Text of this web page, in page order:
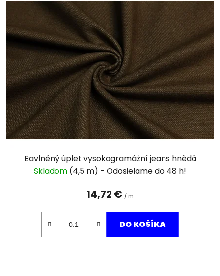
Bavlněný úplet vysokogramážní jeans hnědá
Skladom (4,5 m)
14,72 € / m
DO KOŠÍKA